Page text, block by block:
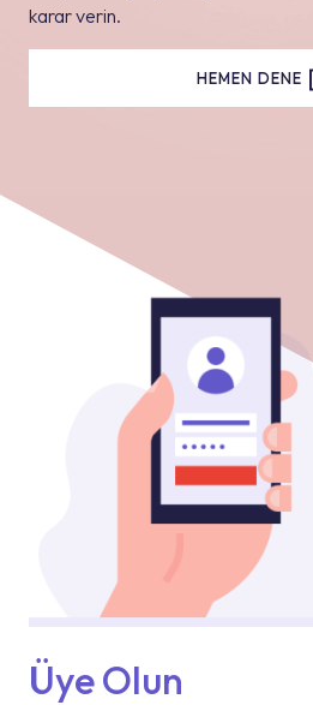
karar verin.
HEMEN DENE
Üye Olun